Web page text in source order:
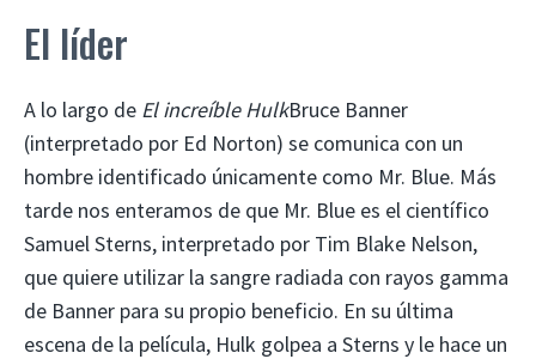
El líder
A lo largo de El increíble HulkBruce Banner
(interpretado por Ed Norton) se comunica con un
hombre identificado únicamente como Mr. Blue. Más
tarde nos enteramos de que Mr. Blue es el científico
Samuel Sterns, interpretado por Tim Blake Nelson,
que quiere utilizar la sangre radiada con rayos gamma
de Banner para su propio beneficio. En su última
escena de la película, Hulk golpea a Sterns y le hace un